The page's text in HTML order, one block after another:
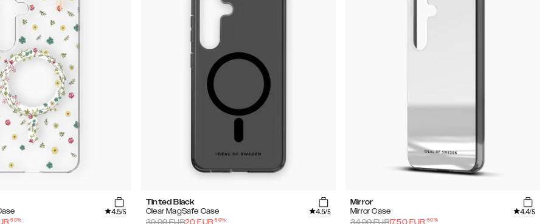
4.5/5
-50%
Tinted Black
Clear MagSafe Case
4.5/5
-50%
Mirror
Mirror Case
4.4/5
-50%